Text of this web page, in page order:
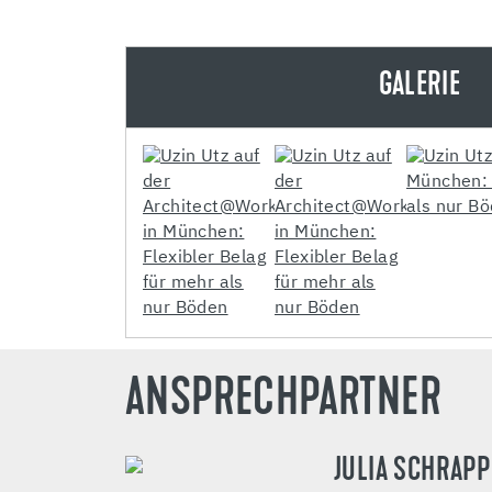
GALERIE
ANSPRECHPARTNER
JULIA SCHRAPP